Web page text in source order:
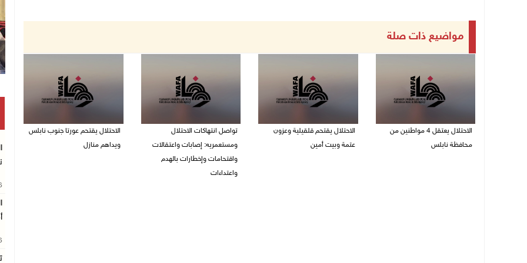
مواضيع ذات صلة
الاحتلال يعتقل 4 مواطنين من
محافظة نابلس
الاحتلال يقتحم قلقيلية وعزون
عتمة وبيت أمين
تواصل انتهاكات الاحتلال
ومستعمريه: إصابات واعتقالات
واقتحامات وإخطارات بالهدم
واعتداءات
الاحتلال يقتحم عورتا جنوب نابلس
ويداهم منازل